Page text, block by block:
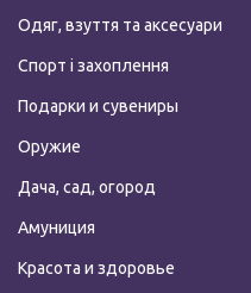
Одяг, взуття та аксесуари
Спорт і захоплення
Подарки и сувениры
Оружие
Дача, сад, огород
Амуниция
Красота и здоровье